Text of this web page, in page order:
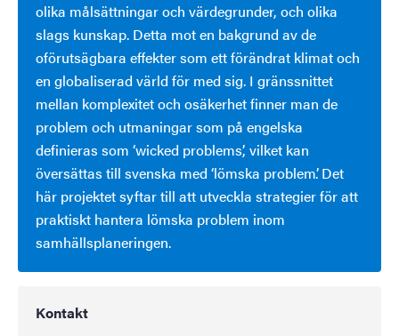
olika målsättningar och värdegrunder, och olika
slags kunskap. Detta mot en bakgrund av de
oförutsägbara effekter som ett förändrat klimat och
en globaliserad värld för med sig. I gränssnittet
mellan komplexitet och osäkerhet finner man de
problem och utmaningar som på engelska
definieras som ‘wicked problems’, vilket kan
översättas till svenska med ‘lömska problem’. Det
här projektet syftar till att utveckla strategier för att
praktiskt hantera lömska problem inom
samhällsplaneringen.
Kontakt